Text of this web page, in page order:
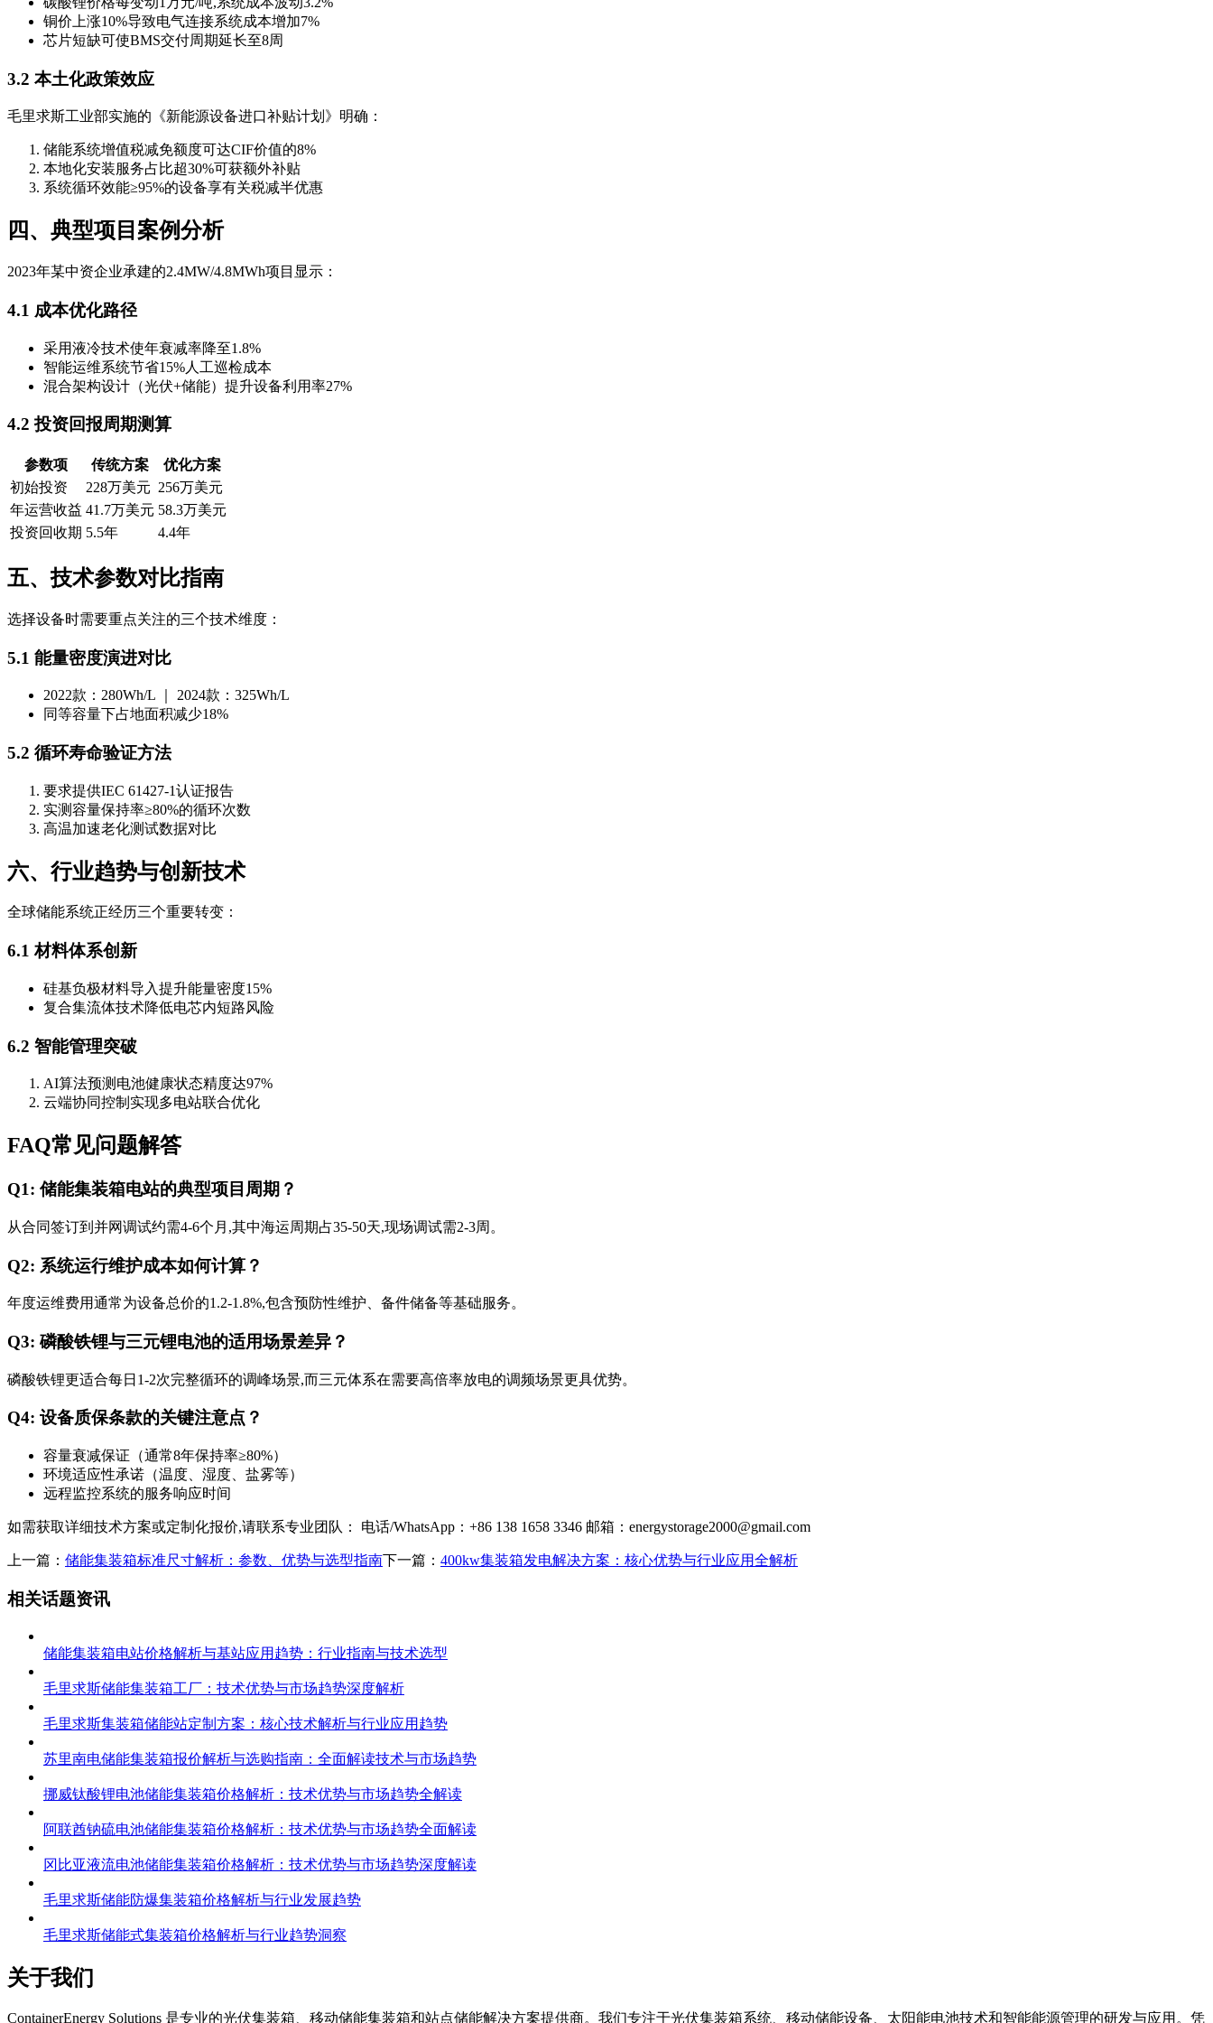
铜价上涨10%导致电气连接系统成本增加7%
芯片短缺可使BMS交付周期延长至8周
3.2 本土化政策效应
毛里求斯工业部实施的《新能源设备进口补贴计划》明确：
储能系统增值税减免额度可达CIF价值的8%
本地化安装服务占比超30%可获额外补贴
系统循环效能≥95%的设备享有关税减半优惠
四、典型项目案例分析
2023年某中资企业承建的2.4MW/4.8MWh项目显示：
4.1 成本优化路径
采用液冷技术使年衰减率降至1.8%
智能运维系统节省15%人工巡检成本
混合架构设计（光伏+储能）提升设备利用率27%
4.2 投资回报周期测算
参数项 传统方案
优化方案
初始投资
228万美元 256万美元
年运营收益 41.7万美元 58.3万美元
投资回收期 5.5年 4.4年
五、技术参数对比指南
选择设备时需要重点关注的三个技术维度：
5.1 能量密度演进对比
2022款：280Wh/L ｜ 2024款：325Wh/L
同等容量下占地面积减少18%
5.2 循环寿命验证方法
要求提供IEC 61427-1认证报告
实测容量保持率≥80%的循环次数
高温加速老化测试数据对比
六、行业趋势与创新技术
全球储能系统正经历三个重要转变：
6.1 材料体系创新
硅基负极材料导入提升能量密度15%
复合集流体技术降低电芯内短路风险
6.2 智能管理突破
AI算法预测电池健康状态精度达97%
云端协同控制实现多电站联合优化
FAQ常见问题解答
Q1: 储能集装箱电站的典型项目周期？
从合同签订到并网调试约需4-6个月,其中海运周期占35-50天,现场调试需2-3周。
Q2: 系统运行维护成本如何计算？
年度运维费用通常为设备总价的1.2-1.8%,包含预防性维护、备件储备等基础服务。
Q3: 磷酸铁锂与三元锂电池的适用场景差异？
磷酸铁锂更适合每日1-2次完整循环的调峰场景,而三元体系在需要高倍率放电的调频场景更具优势。
Q4: 设备质保条款的关键注意点？
容量衰减保证（通常8年保持率≥80%）
环境适应性承诺（温度、湿度、盐雾等）
远程监控系统的服务响应时间
如需获取详细技术方案或定制化报价,请联系专业团队： 电话/WhatsApp：+86 138 1658 3346 邮箱： energystorage2000@gmail.com
上一篇： 储能集装箱标准尺寸解析：参数、优势与选型指南下一篇： 400kw集装箱发电解决方案：核心优势与行业应用全解析
相关话题资讯
储能集装箱电站价格解析与基站应用趋势：行业指南与技术选型
毛里求斯储能集装箱工厂：技术优势与市场趋势深度解析
毛里求斯集装箱储能站定制方案：核心技术解析与行业应用趋势
苏里南电储能集装箱报价解析与选购指南：全面解读技术与市场趋势
挪威钛酸锂电池储能集装箱价格解析：技术优势与市场趋势全解读
阿联酋钠硫电池储能集装箱价格解析：技术优势与市场趋势全面解读
冈比亚液流电池储能集装箱价格解析：技术优势与市场趋势深度解读
毛里求斯储能防爆集装箱价格解析与行业发展趋势
毛里求斯储能式集装箱价格解析与行业趋势洞察
关于我们
ContainerEnergy Solutions 是专业的光伏集装箱、移动储能集装箱和站点储能解决方案提供商。我们专注于光伏集装箱系统、移动储能设备、太阳能电池技术和智能能源管理的研发与应用。凭